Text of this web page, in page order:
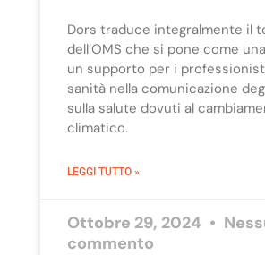
Dors traduce integralmente il
dell’OMS che si pone come
un supporto per i
sanità nella comunicazione
sulla salute dovuti al
climatico.
LEGGI TUTTO »
Ottobre 29, 2024
commento